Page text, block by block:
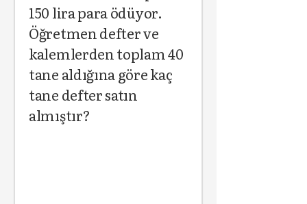
150 lira para ödüyor.
Öğretmen defter ve
kalemlerden toplam 40
tane aldığına göre kaç
tane defter satın
almıştır?